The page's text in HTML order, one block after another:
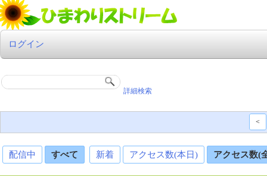
ログイン
詳細検索
<
配信中 すべて 新着 アクセス数(本日) アクセス数(